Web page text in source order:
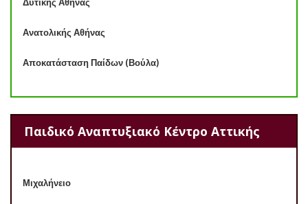
Ανατολικής Αθήνας
Αποκατάσταση Παίδων (Βούλα)
Παιδικό Αναπτυξιακό Κέντρο Αττικής
Μιχαλήνειο